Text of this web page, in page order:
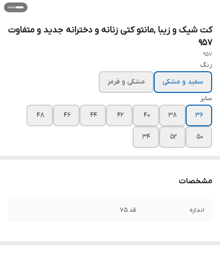
کت شیک و زیبا ,مانتو کتی زنانه و دخترانه جدید و متفاوت
۹۵۷
957
رنگ
سفید و مشکی
مشکی و قرمز
سایز
۳۶
۳۸ ۴۰ ۴۲ ۴۴ ۴۶ ۴۸
۵۰ ۵۲ ۳۴
مشخصات
اندازه قد ۷۵